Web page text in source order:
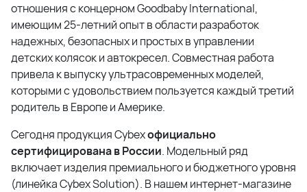
отношения с концерном Goodbaby International,
имеющим 25-летний опыт в области разработок
надежных, безопасных и простых в управлении
детских колясок и автокресел. Совместная работа
привела к выпуску ультрасовременных моделей,
которыми с удовольствием пользуется каждый третий
родитель в Европе и Америке.
Сегодня продукция Cybexофициально
сертифицирована в России. Модельный ряд
включает изделия премиального и бюджетного уровня
(линейка Cybex Solution). В нашем интернет-магазине